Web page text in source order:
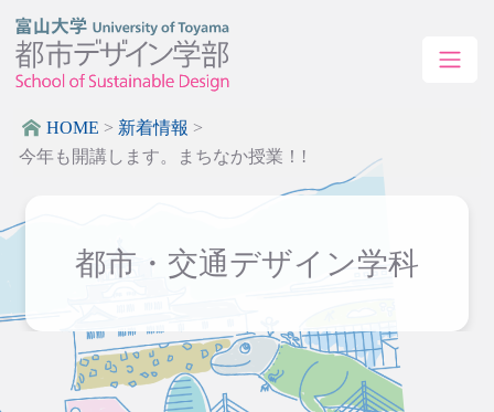
HOME > 新着情報 >
今年も開講します。まちなか授業！!
都市・交通デザイン学科